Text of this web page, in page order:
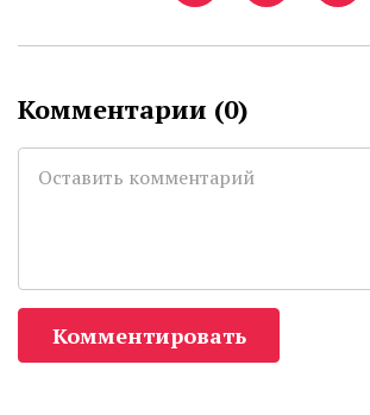
Комментарии (0)
Комментировать